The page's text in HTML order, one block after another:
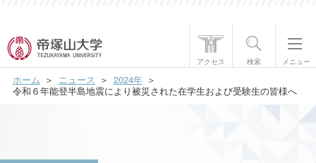
アクセス 検索 メニュー
帝塚山大学について
学部・大学院
ホーム ニュース
2024年
令和６年能登半島地震により被災された在学生および受験生の皆様へ